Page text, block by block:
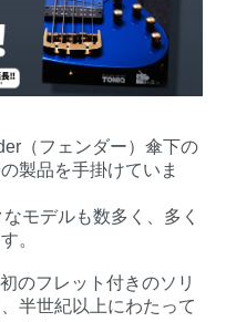
（フェンダー）傘下の
製品を手掛けていま
モデルも数多く、多く
。
のフレット付きのソリ
半世紀以上にわたって